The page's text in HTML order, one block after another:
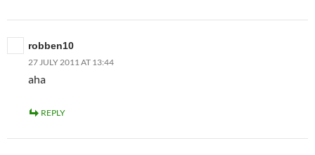
robben10
27 JULY 2011 AT 13:44
aha
REPLY